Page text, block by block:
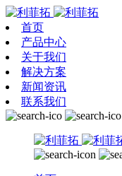
首页
产品中心
关于我们
解决方案
新闻资讯
联系我们